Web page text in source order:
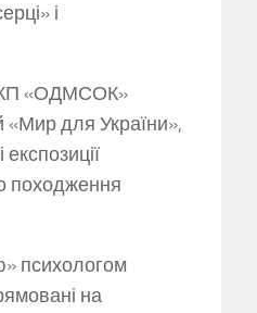
і
КП «ОДМСОК»
«Мир для України»,
походження
психологом
на